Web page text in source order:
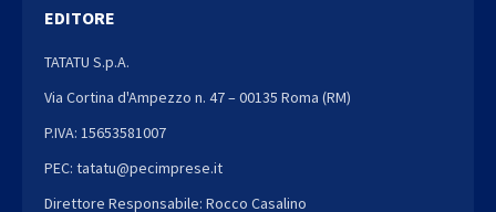
EDITORE
TATATU S.p.A.
Via Cortina d'Ampezzo n. 47 – 00135 Roma (RM)
P.IVA: 15653581007
PEC: tatatu@pecimprese.it
Direttore Responsabile: Rocco Casalino